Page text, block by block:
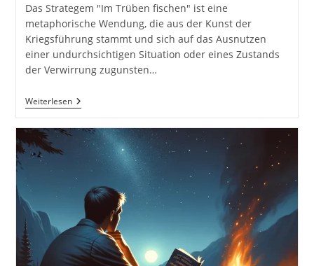
Das Strategem "Im Trüben fischen" ist eine
metaphorische Wendung, die aus der Kunst der
Kriegsführung stammt und sich auf das Ausnutzen
einer undurchsichtigen Situation oder eines Zustands
der Verwirrung zugunsten…
WeiterlesenIm
Trüben
36
Strategeme
Erfolg
Selbstständiger
Und
Unternehmer